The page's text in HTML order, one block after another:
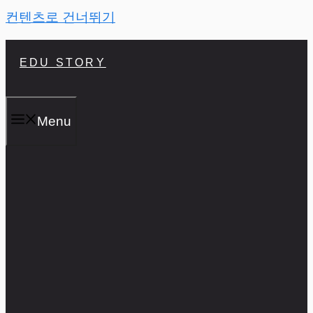
컨텐츠로 건너뛰기
EDU STORY
Menu